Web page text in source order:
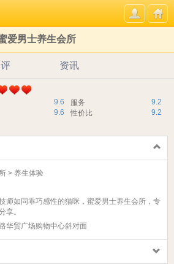
爱男士养生会所
资讯
9.6 9.2
服务
9.6
9.2
性价比
> 养生体验
师如同乖巧感性的猫咪，蜜爱男士养生会所，专
享。
华贸广场购物中心斜对面